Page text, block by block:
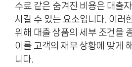
수료 같은 숨겨진 비용은 대출
시킬 수 있는 요소입니다. 이러
위해 대출 상품의 세부 조건을
이를 고객의 재무 상황에 맞게
니다.